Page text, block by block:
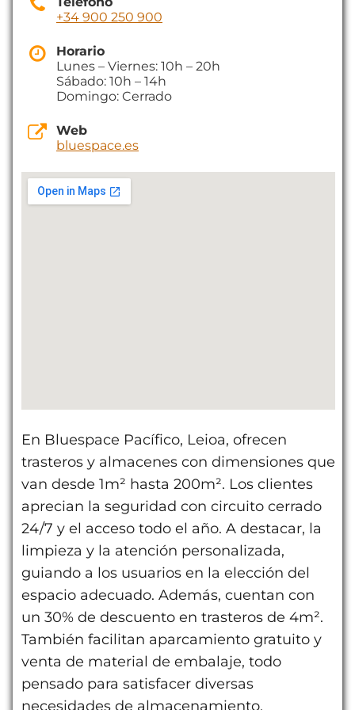
+34 900 250 900
Horario
Lunes – Viernes: 10h – 20h
Sábado: 10h – 14h
Domingo: Cerrado
Web
bluespace.es
En Bluespace Pacífico, Leioa, ofrecen
trasteros y almacenes con dimensiones que
van desde 1m² hasta 200m². Los clientes
aprecian la seguridad con circuito cerrado
24/7 y el acceso todo el año. A destacar, la
limpieza y la atención personalizada,
guiando a los usuarios en la elección del
espacio adecuado. Además, cuentan con
un 30% de descuento en trasteros de 4m².
También facilitan aparcamiento gratuito y
venta de material de embalaje, todo
pensado para satisfacer diversas
necesidades de almacenamiento.